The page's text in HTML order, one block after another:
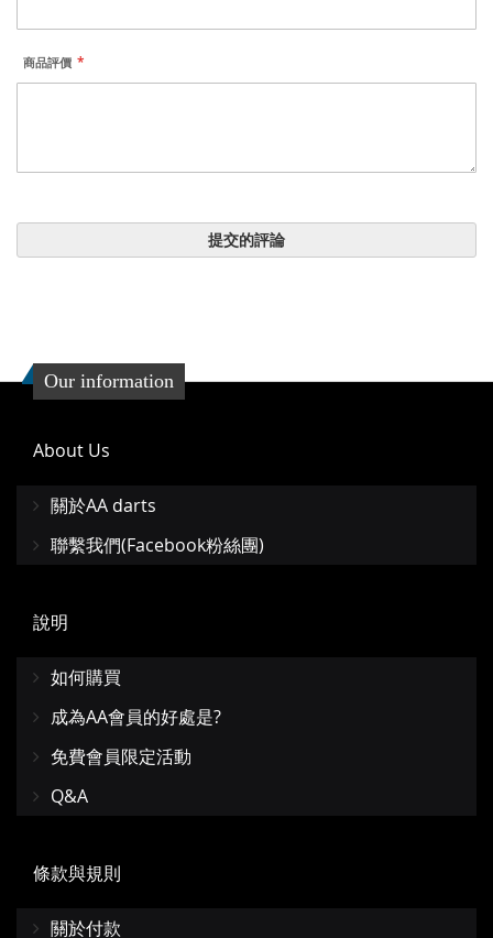
商品評價
提交的評論
Our information
About Us
關於AA darts
聯繫我們(Facebook粉絲團)
說明
如何購買
成為AA會員的好處是?
免費會員限定活動
Q&A
條款與規則
關於付款